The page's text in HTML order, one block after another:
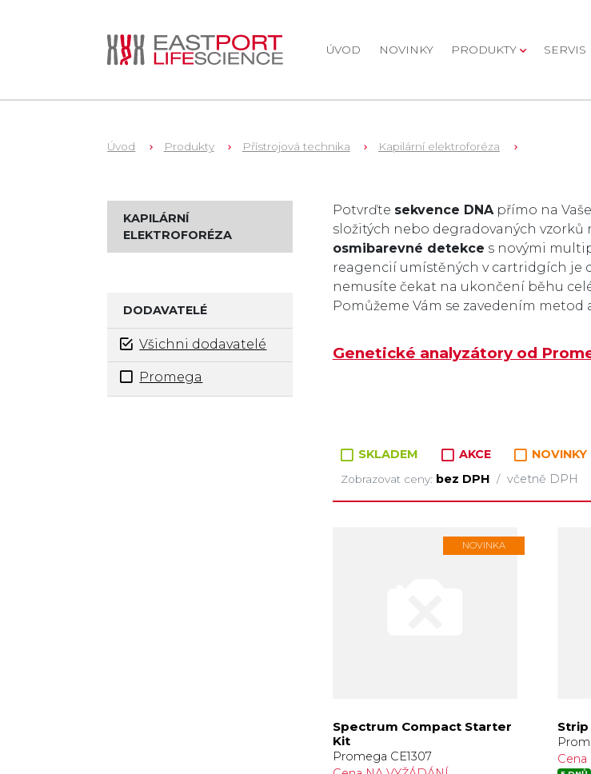
ÚVOD NOVINKY PRODUKTY SERVIS
Úvod Produkty Přístrojová technika Kapilární elektroforéza
KAPILÁRNÍ
ELEKTROFORÉZA
DODAVATELÉ
Všichni dodavatelé
Promega
Zboží v kategorii
Potvrďte sekvence DNApřímo na
složitých nebo degradovaných
osmibarevné detekce s novými
reagencií umístěných v cartridgích je
nemusíte čekat na ukončení běhu
Pomůžeme Vám se zavedením
Genetické analyzátory od
SKLADEM AKCE NOVINKY
Zobrazovat ceny: bez DPH / včetně DPH
Spectrum Compact Starter
Kit
Promega CE1307
NOVINKA
Cena